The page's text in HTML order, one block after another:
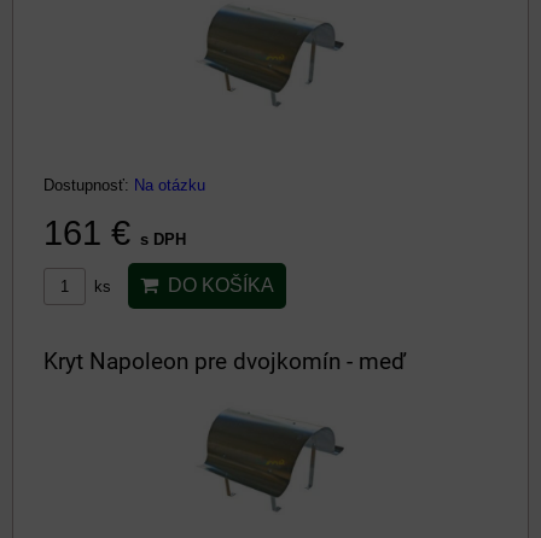
Dostupnosť: Na otázku
161 € s DPH
ks DO KOŠÍKA
Kryt Napoleon pre dvojkomín - meď